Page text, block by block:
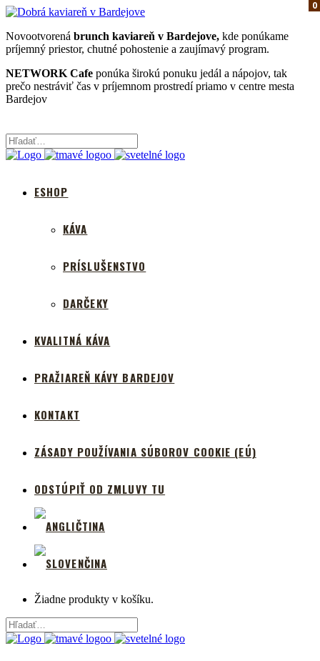
Novootvorená brunch kaviareň v Bardejove, kde ponúkame
príjemný priestor, chutné pohostenie a zaujímavý program.
NETWORK Cafe ponúka širokú ponuku jedál a nápojov, tak
prečo nestráviť čas v príjemnom prostredí priamo v centre mesta
Bardejov
ESHOP
KÁVA
PRÍSLUŠENSTVO
DARČEKY
KVALITNÁ KÁVA
PRAŽIAREŇ KÁVY BARDEJOV
KONTAKT
ZÁSADY POUŽÍVANIA SÚBOROV COOKIE (EÚ)
ODSTÚPIŤ OD ZMLUVY TU
0
Žiadne produkty v košíku.
0
0